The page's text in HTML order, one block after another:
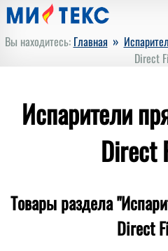
Вы находитесь: Главная »
Direct
Испарители
Direct
Товары раздела
Direct